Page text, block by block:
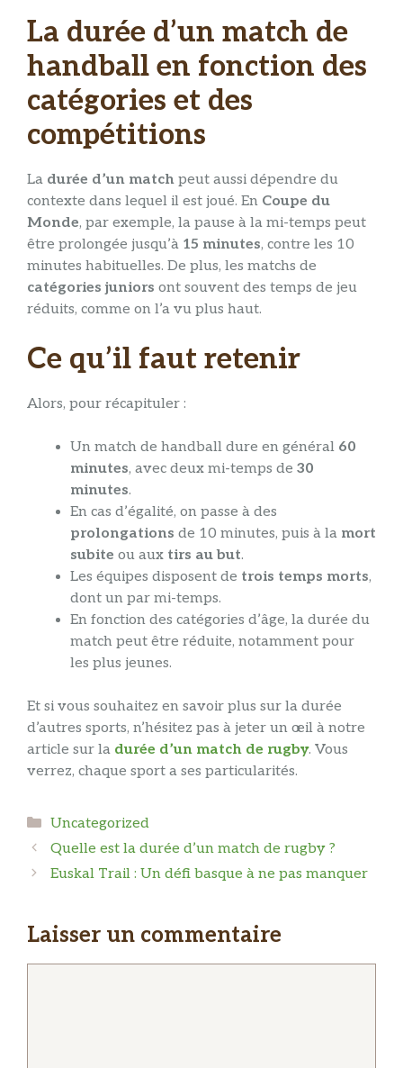
La durée d’un match de
handball en fonction des
catégories et des
compétitions
La durée d’un match peut aussi dépendre du
contexte dans lequel il est joué. En Coupe du
Monde, par exemple, la pause à la mi-temps peut
être prolongée jusqu’à 15 minutes, contre les 10
minutes habituelles. De plus, les matchs de
catégories juniors ont souvent des temps de jeu
réduits, comme on l’a vu plus haut.
Ce qu’il faut retenir
Alors, pour récapituler :
Un match de handball dure en général 60
minutes, avec deux mi-temps de 30
minutes.
En cas d’égalité, on passe à des
prolongations de 10 minutes, puis à la mort
subite ou aux tirs au but.
Les équipes disposent de trois temps morts,
dont un par mi-temps.
En fonction des catégories d’âge, la durée du
match peut être réduite, notamment pour
les plus jeunes.
Et si vous souhaitez en savoir plus sur la durée
d’autres sports, n’hésitez pas à jeter un œil à notre
article sur la durée d’un match de rugby. Vous
verrez, chaque sport a ses particularités.
Catégories
Uncategorized
Quelle est la durée d’un match de rugby ?
Euskal Trail : Un défi basque à ne pas manquer
Laisser un commentaire